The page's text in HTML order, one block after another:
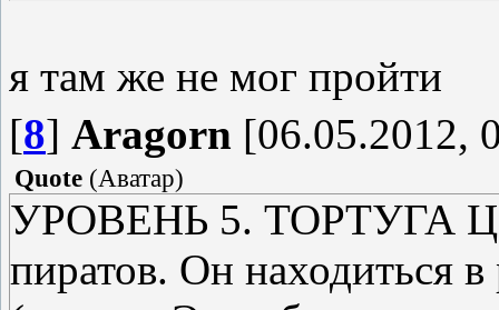
я там же не мог пройти
[8] Aragorn [06.05.2012,
Quote (Аватар)
УРОВЕНЬ 5. ТОРТУГА
пиратов. Он находиться